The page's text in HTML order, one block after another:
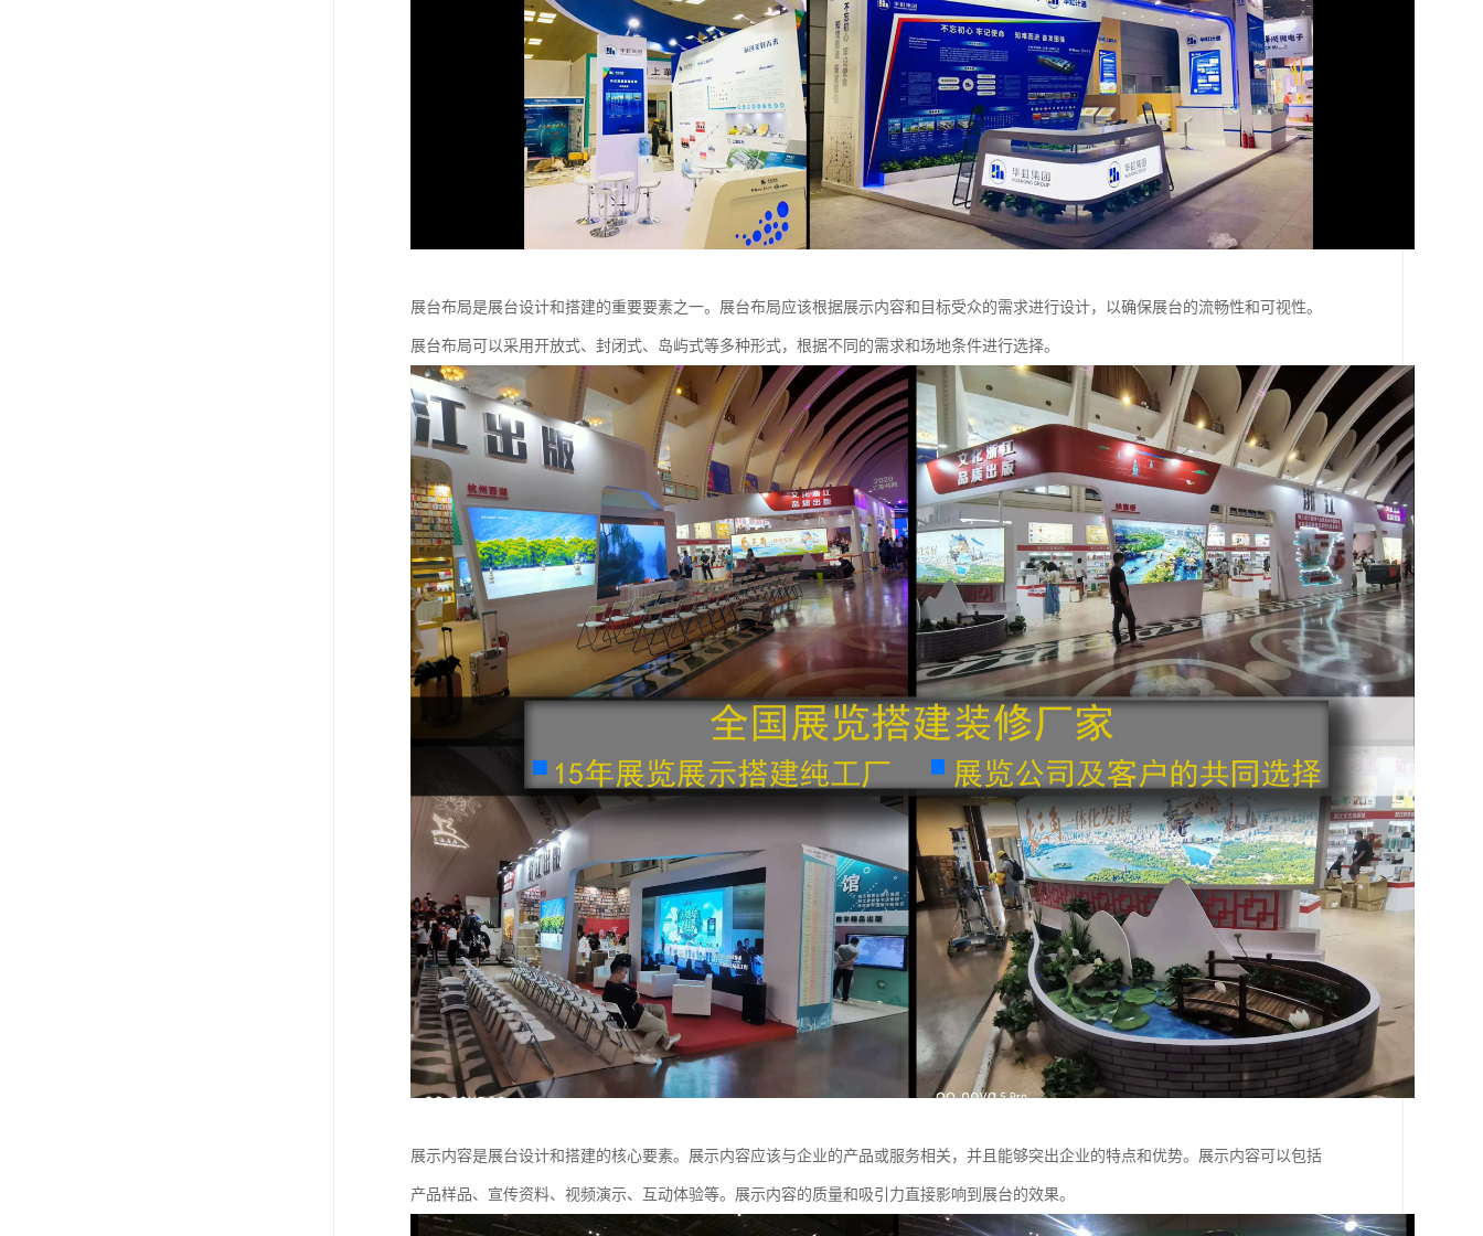
展台布局是展台设计和搭建的重要要素之一。展台布局应该根据展示内容和目标受众的需求进行设计，以确保展台的流畅性和可视性。
展台布局可以采用开放式、封闭式、岛屿式等多种形式，根据不同的需求和场地条件进行选择。
展示内容是展台设计和搭建的核心要素。展示内容应该与企业的产品或服务相关，并且能够突出企业的特点和优势。展示内容可以包括
产品样品、宣传资料、视频演示、互动体验等。展示内容的质量和吸引力直接影响到展台的效果。